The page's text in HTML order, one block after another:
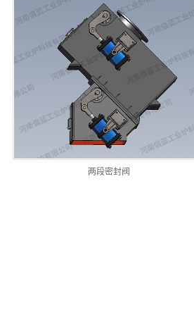
两段密封阀